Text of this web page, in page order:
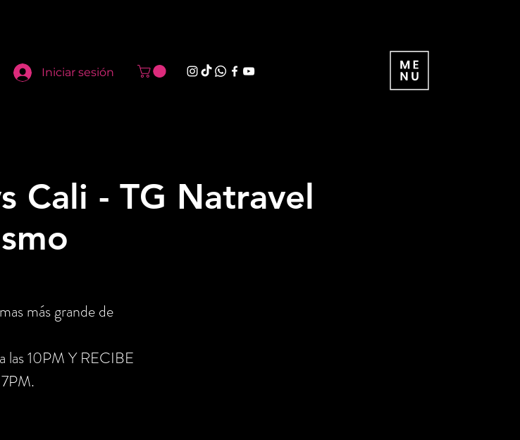
Iniciar sesión
Cali - TG Natravel
más grande de
las 10PM Y RECIBE